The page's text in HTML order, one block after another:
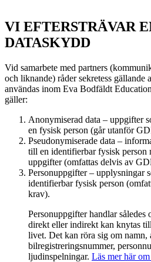
VI EFTERSTRÄVAR
DATASKYDD
Vid samarbete med partners
och liknande) råder sekretess gällande
användas inom Eva Bodfäldt
gäller:
Anonymiserad data – uppgifter
en fysisk person (går utanför
Pseudonymiserade data –
till en identifierbar fysisk person
uppgifter (omfattas delvis av
Personuppgifter – upplysningar
identifierbar fysisk person
krav).
Personuppgifter handlar
direkt eller indirekt kan knytas
livet. Det kan röra sig om namn,
bilregistreringsnummer,
ljudinspelningar. Läs mer här